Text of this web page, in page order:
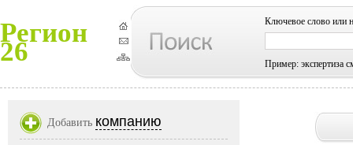
Регион
26
Ключевое слово или
Пример: экспертиза
Добавить компанию